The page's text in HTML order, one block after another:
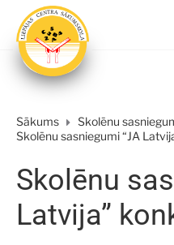
Sākums
Skolēnu
Skolēnu sasniegumi “JA
Skolēnu
Latvija”